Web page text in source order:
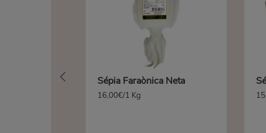
Sépia Faraònica Neta
16,00€/1 Kg